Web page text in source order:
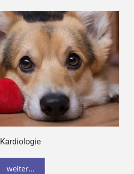
Kardiologie
weiter...